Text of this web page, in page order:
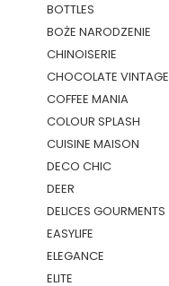
BOTTLES
BOŻE NARODZENIE
CHINOISERIE
CHOCOLATE VINTAGE
COFFEE MANIA
COLOUR SPLASH
CUISINE MAISON
DECO CHIC
DEER
DELICES GOURMENTS
EASYLIFE
ELEGANCE
ELITE